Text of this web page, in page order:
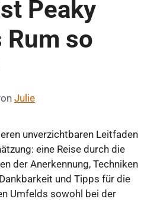
Peaky
so
Julie